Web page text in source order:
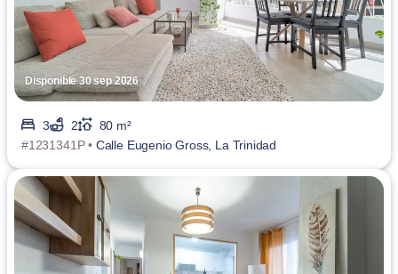
Disponible 30 sep 2026
3 2
80 m²
#1231341P • Calle Eugenio Gross, La Trinidad